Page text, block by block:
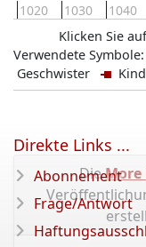
1020 1030 1040
Klicken Sie
Verwendete Symbole:
Geschwister
DieMore
Direkte Links ...
Abonnement
Frage/Antwort